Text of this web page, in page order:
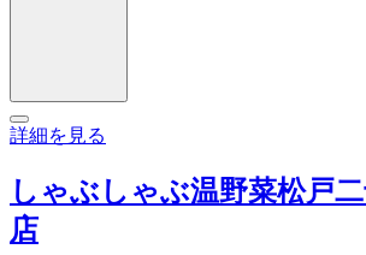
詳細を見る
しゃぶしゃぶ温野菜松戸
店